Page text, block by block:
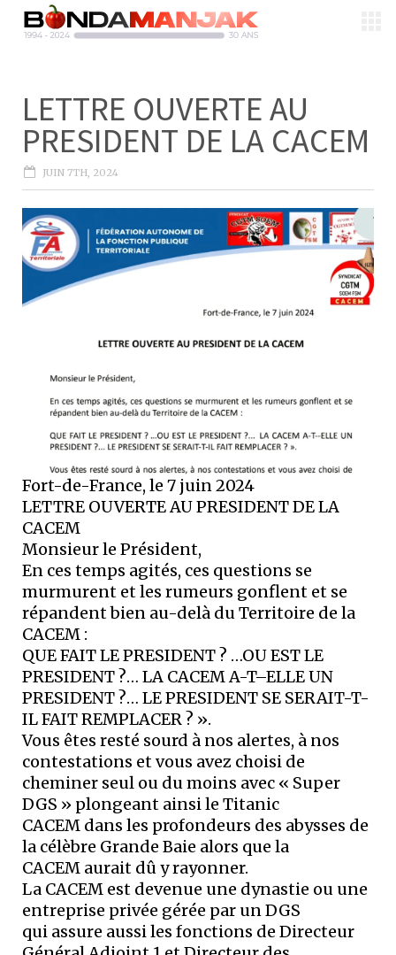
LETTRE OUVERTE AU
PRESIDENT DE LA CACEM
JUIN 7TH, 2024
Fort-de-France, le 7 juin 2024
LETTRE OUVERTE AU PRESIDENT DE LA
CACEM
Monsieur le Président,
En ces temps agités, ces questions se
murmurent et les rumeurs gonflent et se
répandent bien au-delà du Territoire de la
CACEM :
QUE FAIT LE PRESIDENT ? …OU EST LE
PRESIDENT ?… LA CACEM A-T–ELLE UN
PRESIDENT ?… LE PRESIDENT SE SERAIT-T-
IL FAIT REMPLACER ? ».
Vous êtes resté sourd à nos alertes, à nos
contestations et vous avez choisi de
cheminer seul ou du moins avec « Super
DGS » plongeant ainsi le Titanic
CACEM dans les profondeurs des abysses de
la célèbre Grande Baie alors que la
CACEM aurait dû y rayonner.
La CACEM est devenue une dynastie ou une
entreprise privée gérée par un DGS
qui assure aussi les fonctions de Directeur